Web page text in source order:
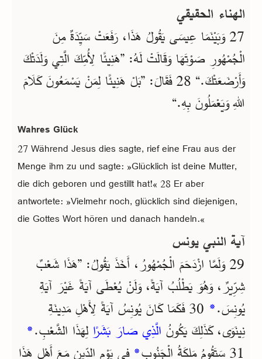
الهناء الحقيقي
27 وَبَيْنَمَا عِيسَى يَقُولُ هَذَا، رَفَعَتْ سَيِّدَةٌ مِنَ
الْجُمْهُورِ صَوْتَهَا وَقَالَتْ لَهُ: ”هَنِيئًا لِأُمِّكَ الَّتِي وَلَدَتْكَ
وَأَرْضَعَتْكَ.“ 28 فَقَالَ: ”بَلْ هَنِيئًا لِمَنْ يَسْمَعُونَ كَلَامَ
اللهِ وَيَعْمَلُونَ بِهِ.“
Wahres Glück
27 Während Jesus dies sagte, rief eine Frau aus der
Menge ihm zu und sagte: »Glücklich ist deine Mutter,
die dich geboren und gestillt hat!« 28 Er aber
antwortete: »Vielmehr noch, glücklich sind diejenigen,
die Gottes Wort hören und danach handeln.«
آية النبي يونس
29 وَلَمَّا ازْدَحَمَ الْجُمْهُورُ، أَخَذَ يَقُولُ: ”هَذَا شَعْبٌ
شِرِّيرٌ، وَهُوَ يَطْلُبُ آيَةً، وَلَنْ يُعْطَى آيَةً غَيْرَ آيَةِ
يُونِسَ.*
30 فَكَمَا كَانَ يُونِسُ آيَةً لِأَهْلِ مَدِينَةِ
نِينَوَى، كَذَلِكَ يَكُونُ الَّذِي صَارَ بَشَرًا لِهَذَا الشَّعْبِ.*
31 سَتَقُومُ مَلِكَةُ الْجَنُوبِ
* فِي يَوْمِ الدِّينِ مَعَ أَهْلِ هَذَا